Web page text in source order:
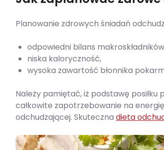
Planowanie zdrowych śniadań
odpowiedni bilans
niska kaloryczność,
wysoka zawartość błonnika
Należy pamiętać, iż podstawę
całkowite zapotrzebowanie na
odchudzającej. Skuteczna dieta